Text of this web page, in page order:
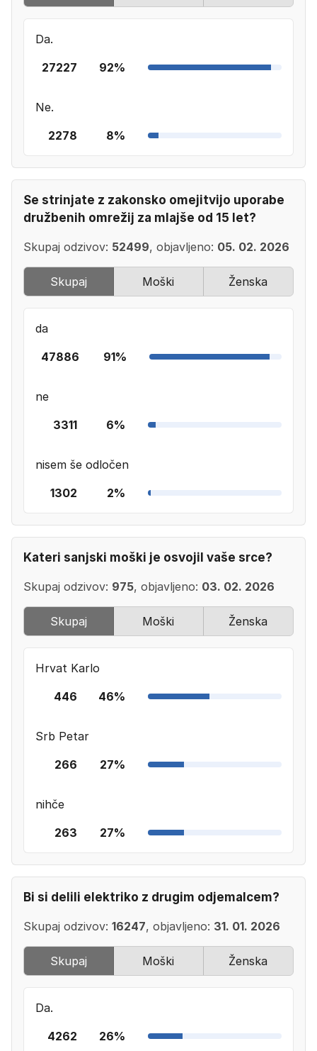
Da.
27227
92%
Ne.
2278
8%
Se strinjate z zakonsko omejitvijo uporabe
družbenih omrežij za mlajše od 15 let?
Skupaj odzivov: 52499, objavljeno: 05. 02. 2026
Skupaj Moški Ženska
da
47886
91%
ne
3311
6%
nisem še odločen
1302
2%
Kateri sanjski moški je osvojil vaše srce?
Skupaj odzivov: 975, objavljeno: 03. 02. 2026
Skupaj Moški Ženska
Hrvat Karlo
446
46%
Srb Petar
266
27%
nihče
263
27%
Bi si delili elektriko z drugim odjemalcem?
Skupaj odzivov: 16247, objavljeno: 31. 01. 2026
Skupaj Moški Ženska
Da.
4262
26%